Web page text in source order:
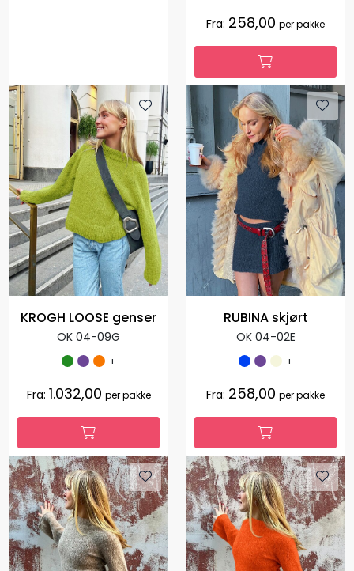
Fra: 258,00 per pakke
KROGH LOOSE genser
OK 04-09G
+
Fra: 1.032,00 per pakke
RUBINA skjørt
OK 04-02E
+
Fra: 258,00 per pakke